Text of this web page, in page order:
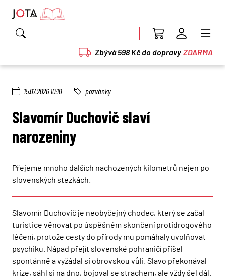
Zbývá 598 Kč do dopravy ZDARMA
15.07.2026 10:10 pozvánky
Slavomír Duchovič slaví
narozeniny
Přejeme mnoho dalších nachozených kilometrů nejen po
slovenských stezkách.
Slavomír Duchovič je neobyčejný chodec, který se začal
turistice věnovat po úspěšném skončení protidrogového
léčení, protože cesty do přírody mu pomáhaly uvolňovat
psychiku. Nápad přejít slovenské pohraničí přišel
spontánně a vyžádal si obrovskou vůli. Slavo překonával
krize, sáhl si na dno, bojoval se strachem, ale vždy šel dál.